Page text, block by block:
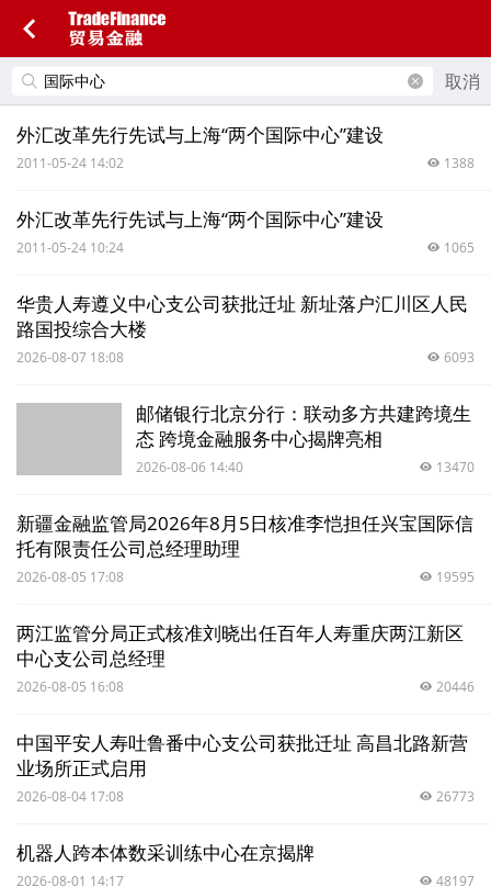
取消
外汇改革先行先试与上海“两个国际中心”建设
2011-05-24 14:02 1388
外汇改革先行先试与上海“两个国际中心”建设
2011-05-24 10:24 1065
华贵人寿遵义中心支公司获批迁址 新址落户汇川区人民
路国投综合大楼
2026-08-07 18:08 6093
邮储银行北京分行：联动多方共建跨境生
态 跨境金融服务中心揭牌亮相
2026-08-06 14:40 13470
新疆金融监管局2026年8月5日核准李恺担任兴宝国际信
托有限责任公司总经理助理
2026-08-05 17:08 19595
两江监管分局正式核准刘晓出任百年人寿重庆两江新区
中心支公司总经理
2026-08-05 16:08 20446
中国平安人寿吐鲁番中心支公司获批迁址 高昌北路新营
业场所正式启用
2026-08-04 17:08 26773
机器人跨本体数采训练中心在京揭牌
2026-08-01 14:17 48197